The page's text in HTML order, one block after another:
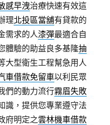
感早洩治療快速有效這
理北投區當舖有貸款的
需求的人漆彈最適合自
體驗的助益良多基隆抽
大型衛生工程幫急用人
車借款免留車以利民眾
們的動力流行霧眉失敗
識，提供您專業遵守法
府明定之雲林機車借款